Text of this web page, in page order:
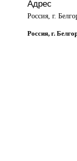
Адрес
Россия, г.
Россия, г.